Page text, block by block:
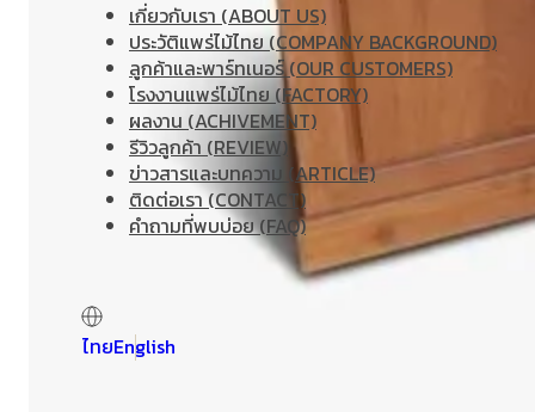
เกี่ยวกับเรา (ABOUT US)
ประวัติแพร่ไม้ไทย (COMPANY BACKGROUND)
ลูกค้าและพาร์ทเนอร์ (OUR CUSTOMERS)
โรงงานแพร่ไม้ไทย (FACTORY)
ผลงาน (ACHIVEMENT)
รีวิวลูกค้า (REVIEW)
ข่าวสารและบทความ (ARTICLE)
ติดต่อเรา (CONTACT)
คำถามที่พบบ่อย (FAQ)
English
ไทย